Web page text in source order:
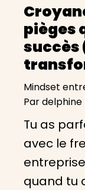
pièges
succès
Mindset
Pardelphine
Tu as
avec le
quand tu